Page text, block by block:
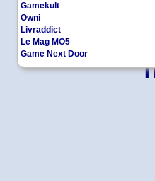
Gamekult
Owni
Livraddict
Le Mag MO5
Game Next Door
Copyleft
Leader en